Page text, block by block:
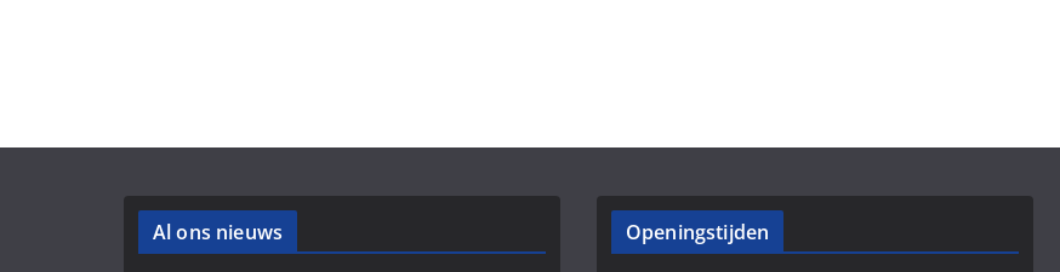
Al ons nieuws Openingstijden